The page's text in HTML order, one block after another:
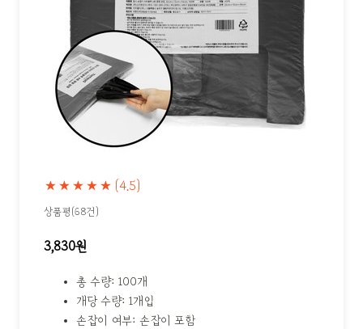
★★★★★ (4.5)
상품평(68건)
3,830원
총 수량: 100개
개당 수량: 1개입
손잡이 여부: 손잡이 포함